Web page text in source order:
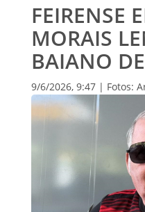
FEIRENSE
MORAIS
BAIANO
9/6/2026, 9:47 | Fotos: